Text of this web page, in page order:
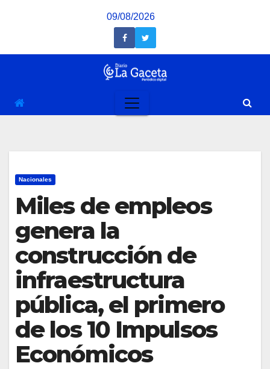
09/08/2026
Nacionales
Miles de empleos
genera la
construcción de
infraestructura
pública, el primero
de los 10 Impulsos
Económicos